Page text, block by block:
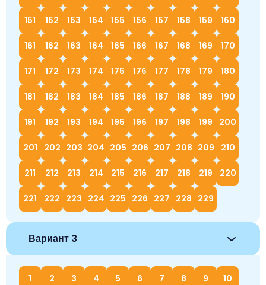
151 152 153 154 155 156 157 158 159 160
161 162 163 164 165 166 167 168 169 170
171 172 173 174 175 176 177 178 179 180
181 182 183 184 185 186 187 188 189 190
191 192 193 194 195 196 197 198 199 200
201 202 203 204 205 206 207 208 209 210
211 212 213 214 215 216 217 218 219 220
221 222 223 224 225 226 227 228 229
Вариант 3
1 2 3 4 5 6 7 8 9 10